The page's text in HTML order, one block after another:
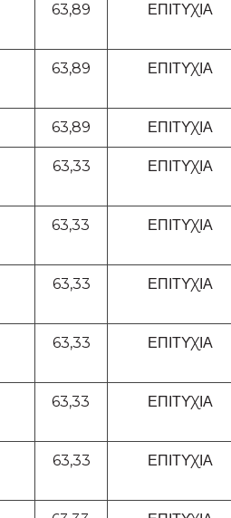
63,89 ΕΠΙΤΥΧΙΑ
63,89 ΕΠΙΤΥΧΙΑ
63,89 ΕΠΙΤΥΧΙΑ
63,33 ΕΠΙΤΥΧΙΑ
63,33 ΕΠΙΤΥΧΙΑ
63,33 ΕΠΙΤΥΧΙΑ
63,33 ΕΠΙΤΥΧΙΑ
63,33 ΕΠΙΤΥΧΙΑ
63,33 ΕΠΙΤΥΧΙΑ